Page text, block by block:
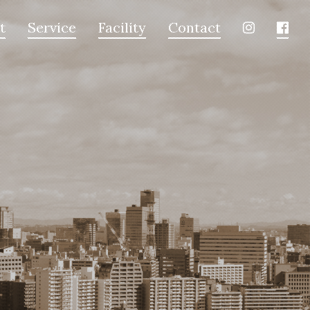
Service Facility Contact